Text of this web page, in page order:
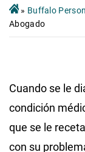
» Buffalo
Abogado
Cuando se le
condición
que se le
con su